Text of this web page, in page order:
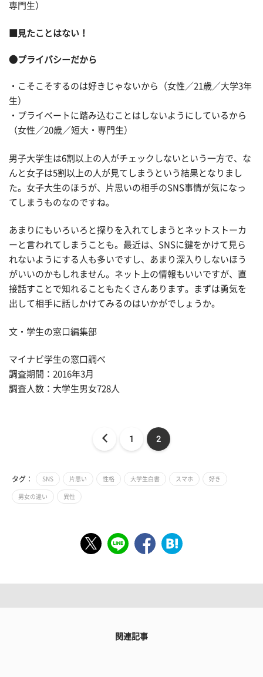
専門生）
■見たことはない！
●プライバシーだから
・こそこそするのは好きじゃないから（女性／21歳／大学3年
生）
・プライベートに踏み込むことはしないようにしているから
（女性／20歳／短大・専門生）
男子大学生は6割以上の人がチェックしないという一方で、な
んと女子は5割以上の人が見てしまうという結果となりまし
た。女子大生のほうが、片思いの相手のSNS事情が気になっ
てしまうものなのですね。
あまりにもいろいろと探りを入れてしまうとネットストーカ
ーと言われてしまうことも。最近は、SNSに鍵をかけて見ら
れないようにする人も多いですし、あまり深入りしないほう
がいいのかもしれません。ネット上の情報もいいですが、直
接話すことで知れることもたくさんあります。まずは勇気を
出して相手に話しかけてみるのはいかがでしょうか。
文・学生の窓口編集部
マイナビ学生の窓口調べ
調査期間：2016年3月
調査人数：大学生男女728人
1 2
タグ： SNS 片思い 性格 大学生白書 スマホ 好き
男女の違い 異性
関連記事